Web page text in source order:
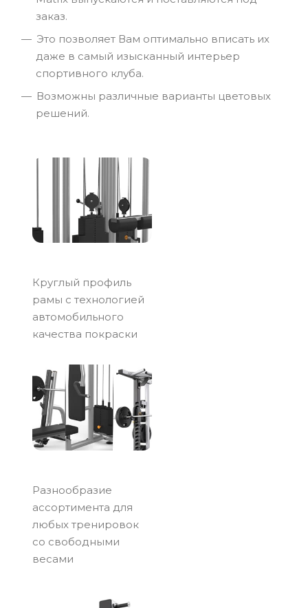
заказ.
Это позволяет Вам оптимально вписать их
даже в самый изысканный интерьер
спортивного клуба.
Возможны различные варианты цветовых
решений.
Круглый профиль
рамы с технологией
автомобильного
качества покраски
Разнообразие
ассортимента для
любых тренировок
со свободными
весами